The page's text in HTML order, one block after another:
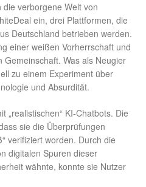
verborgene Welt von
ein, drei Plattformen, die
Deutschland betrieben werden.
einer weißen Vorherrschaft und
Gemeinschaft. Was als Neugier
zu einem Experiment über
und Absurdität.
„realistischen“ KI-Chatbots. Die
sie die Überprüfungen
verifiziert worden. Durch die
digitalen Spuren dieser
wähnte, konnte sie Nutzer